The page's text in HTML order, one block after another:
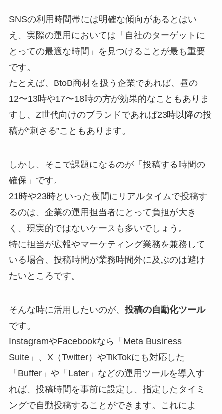
SNSの利用時間帯には明確な傾向があるとはい
え、実際の運用においては「自社のターゲットに
とっての最適な時間」を見つけることが最も重要
です。
たとえば、BtoB商材を扱う企業であれば、昼の
12〜13時や17〜18時の方が効果的なこともありま
すし、Z世代向けのブランドであれば23時以降の投
稿が“刺さる”こともあります。
しかし、そこで課題になるのが「投稿する時間の
確保」です。
21時や23時といった夜間にリアルタイムで投稿す
るのは、企業の運用担当者にとって負担が大き
く、現実的ではないケースも多いでしょう。
特に担当が広報やマーケティング業務を兼務して
いる場合、投稿時間が業務時間外に及ぶのは避け
たいところです。
そんな時に活用したいのが、 投稿の自動化ツール
です。
InstagramやFacebookなら「Meta Business
Suite」、X（Twitter）やTikTokにも対応した
「Buffer」や「Later」などの運用ツールを導入す
れば、投稿時間を事前に設定し、指定したタイミ
ングで自動投稿することができます。これによ